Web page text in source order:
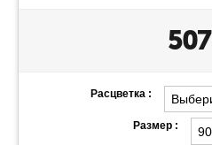
507
Расцветка :
Размер :